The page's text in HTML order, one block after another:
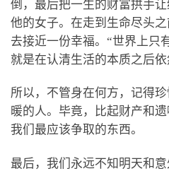
倒，最后把一生的财富拱手
他的女子。在走到生命尽头
去接近一份幸福。“世界上只
就是在认清生活的本质之后
所以，不管身在何方，记得
暖的人。毕竟，比起财产和
我们最应该争取的东西。
最后，我们永远不知明天和